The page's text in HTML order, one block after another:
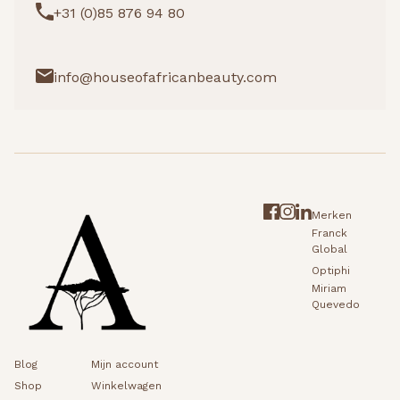
+31 (0)85 876 94 80
info@houseofafricanbeauty.com
Merken
Franck
Global
Optiphi
Miriam
Quevedo
Blog
Shop
Mijn account
Winkelwagen